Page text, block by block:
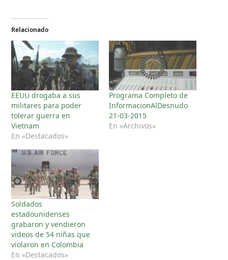
Relacionado
EEUU drogaba a sus
militares para poder
tolerar guerra en
Vietnam
En «Destacados»
Programa Completo de
InformacionAlDesnudo
21-03-2015
En «Archivos»
Soldados
estadounidenses
grabaron y vendieron
videos de 54 niñas que
violaron en Colombia
En «Destacados»